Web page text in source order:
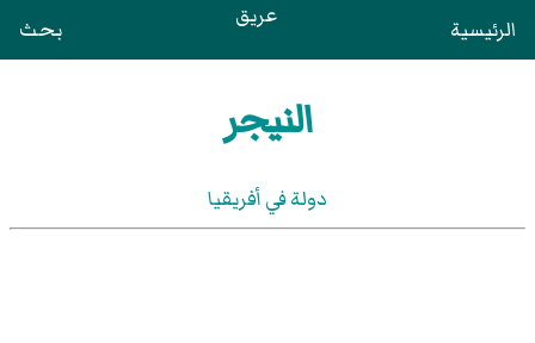
الرئيسية عريق بحث
النيجر
دولة في أفريقيا